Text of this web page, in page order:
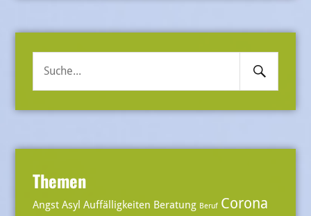
Suche
Search
Submit
Themen
Angst Asyl Auffälligkeiten Beratung Beruf Corona